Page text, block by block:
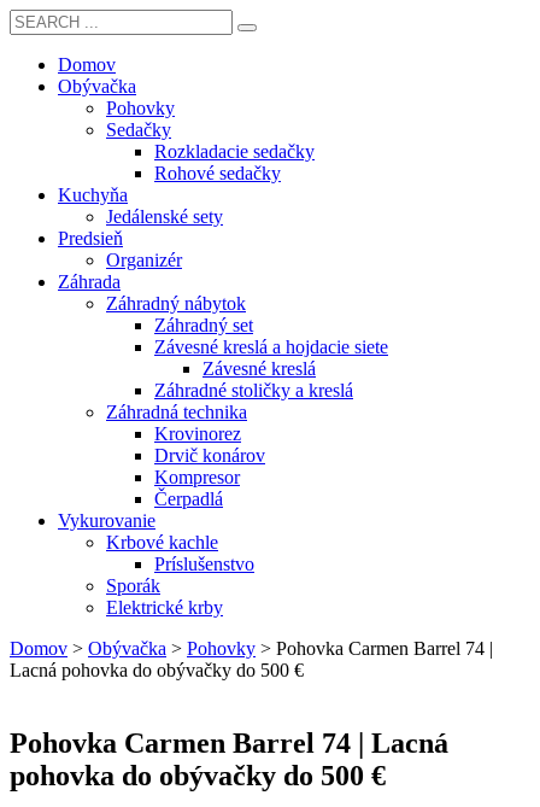
Domov
Obývačka
Pohovky
Sedačky
Rozkladacie sedačky
Rohové sedačky
Kuchyňa
Jedálenské sety
Predsieň
Organizér
Záhrada
Záhradný nábytok
Záhradný set
Závesné kreslá a hojdacie siete
Závesné kreslá
Záhradné stoličky a kreslá
Záhradná technika
Krovinorez
Drvič konárov
Kompresor
Čerpadlá
Vykurovanie
Krbové kachle
Príslušenstvo
Sporák
Elektrické krby
Domov > Obývačka > Pohovky > Pohovka Carmen Barrel 74 |
Lacná pohovka do obývačky do 500 €
Pohovka Carmen Barrel 74 | Lacná
pohovka do obývačky do 500 €